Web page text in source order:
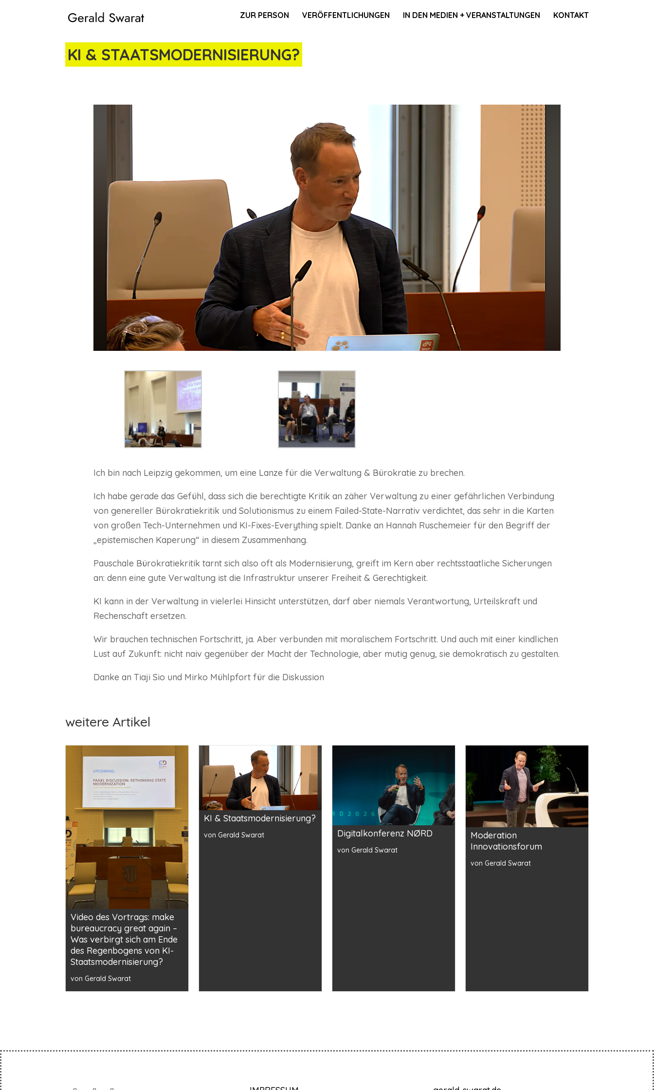
ZUR PERSON VERÖFFENTLICHUNGEN IN DEN MEDIEN + VERANSTALTUNGEN KONTAKT
KI & STAATSMODERNISIERUNG?
Ich bin nach Leipzig gekommen, um eine Lanze für die Verwaltung & Bürokratie zu brechen.
Ich habe gerade das Gefühl, dass sich die berechtigte Kritik an zäher Verwaltung zu einer gefährlichen Verbindung
von genereller Bürokratiekritik und Solutionismus zu einem Failed-State-Narrativ verdichtet, das sehr in die Karten
von großen Tech-Unternehmen und KI-Fixes-Everything spielt. Danke an Hannah Ruschemeier für den Begriff der
„epistemischen Kaperung“ in diesem Zusammenhang.
Pauschale Bürokratiekritik tarnt sich also oft als Modernisierung, greift im Kern aber rechtsstaatliche Sicherungen
an: denn eine gute Verwaltung ist die Infrastruktur unserer Freiheit & Gerechtigkeit.
KI kann in der Verwaltung in vielerlei Hinsicht unterstützen, darf aber niemals Verantwortung, Urteilskraft und
Rechenschaft ersetzen.
Wir brauchen technischen Fortschritt, ja. Aber verbunden mit moralischem Fortschritt. Und auch mit einer kindlichen
Lust auf Zukunft: nicht naiv gegenüber der Macht der Technologie, aber mutig genug, sie demokratisch zu gestalten.
Danke an Tiaji Sio und Mirko Mühlpfort für die Diskussion
weitere Artikel
Video des Vortrags: make
bureaucracy great again –
Was verbirgt sich am Ende
des Regenbogens von KI-
Staatsmodernisierung?
von Gerald Swarat
KI & Staatsmodernisierung?
von Gerald Swarat Digitalkonferenz NØRD
von Gerald Swarat
Moderation
Innovationsforum
von Gerald Swarat